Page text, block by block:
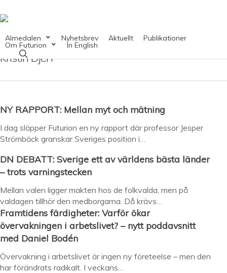
to
content
Almedalen Nyhetsbrev Aktuellt Publikationer
Om Futurion In English
Kristin Djerf
NY RAPPORT: Mellan myt och mätning
I dag släpper Futurion en ny rapport där professor Jesper
Strömbäck granskar Sveriges position i…
DN DEBATT: Sverige ett av världens bästa länder
– trots varningstecken
Mellan valen ligger makten hos de folkvalda, men på
valdagen tillhör den medborgarna. Då krävs…
Framtidens färdigheter: Varför ökar
övervakningen i arbetslivet? – nytt poddavsnitt
med Daniel Bodén
Övervakning i arbetslivet är ingen ny företeelse – men den
har förändrats radikalt. I veckans…